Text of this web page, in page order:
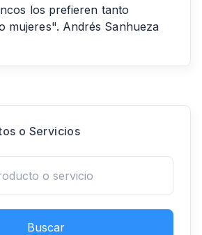
los prefieren tanto
mujeres". Andrés Sanhueza
o Servicios
Buscar